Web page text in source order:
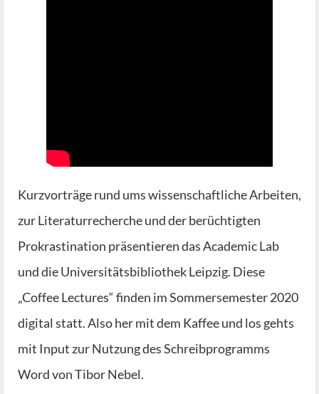
Kurzvorträge rund ums wissenschaftliche Arbeiten,
zur Literaturrecherche und der berüchtigten
Prokrastination präsentieren das Academic Lab
und die Universitätsbibliothek Leipzig. Diese
„Coffee Lectures“ finden im Sommersemester 2020
digital statt. Also her mit dem Kaffee und los gehts
mit Input zur Nutzung des Schreibprogramms
Word von Tibor Nebel.